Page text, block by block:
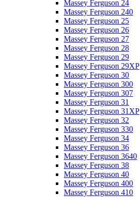
Massey Ferguson 24
Massey Ferguson 240
Massey Ferguson 25
Massey Ferguson 26
Massey Ferguson 27
Massey Ferguson 28
Massey Ferguson 29
Massey Ferguson 29XP
Massey Ferguson 30
Massey Ferguson 300
Massey Ferguson 307
Massey Ferguson 31
Massey Ferguson 31XP
Massey Ferguson 32
Massey Ferguson 330
Massey Ferguson 34
Massey Ferguson 36
Massey Ferguson 3640
Massey Ferguson 38
Massey Ferguson 40
Massey Ferguson 400
Massey Ferguson 410